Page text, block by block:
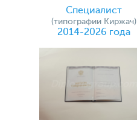
Специалист
(типографии Киржач)
2014-2026 года